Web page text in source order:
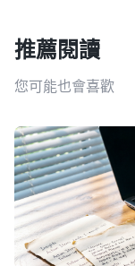
推薦閱讀
您可能也會喜歡